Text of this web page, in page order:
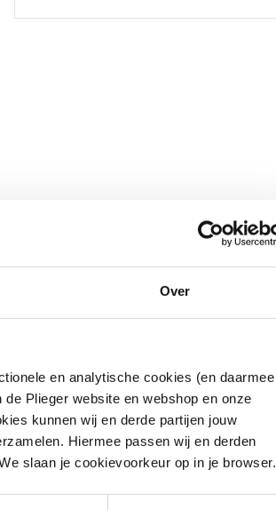
Over
en analytische cookies (en daarmee
Plieger website en webshop en onze
kunnen wij en derde partijen jouw
Hiermee passen wij en derden
slaan je cookievoorkeur op in je browser.